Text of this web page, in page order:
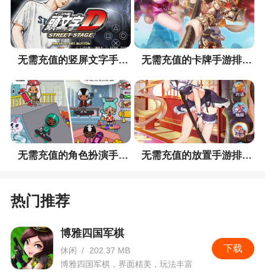
3、舞动指尖，舞动青春，舞出您的唱舞全明星
之路
4、在游戏内，点击上方“装扮”即可进入“装扮
馆”。在“装扮馆”的出现，使得大家能够根据自己的
喜好，DIY出自己独有的聊天对话框、头像外框甚至
是游戏前的登场模式!前往装扮馆，打造只属于自己
的风格模式
5、唱舞全明星在美术风格方面采取清新唯美的
风格，力求让颜党和操作党们都能感受到制作团队
小编评价
1、此版本玩家可以使用果盘官方帐号进行游戏
登陆，无需重复注册帐号，还有着果盘游戏专区礼
包，给您带来最佳的游戏体验
无需充值的竖屏文字手游排行榜 无需充值的卡牌手游排行榜
无需充值的角色扮演手游排行榜 无需充值的放置手游排行榜
热门推荐
下载
博雅四国军棋
休闲 / 202.37 MB
博雅四国军棋，界面精美，玩法丰富